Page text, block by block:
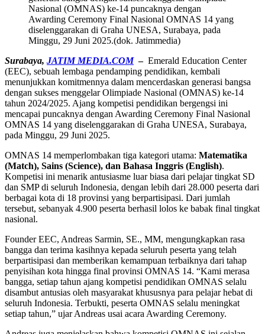
Nasional (OMNAS) ke-14 puncaknya dengan
Awarding Ceremony Final Nasional OMNAS 14 yang
diselenggarakan di Graha UNESA, Surabaya, pada
Minggu, 29 Juni 2025.(dok. Jatimmedia)
Surabaya, JATIM MEDIA.COM– Emerald Education Center
(EEC), sebuah lembaga pendamping pendidikan, kembali
menunjukkan komitmennya dalam mencerdaskan generasi bangsa
dengan sukses menggelar Olimpiade Nasional (OMNAS) ke-14
tahun 2024/2025. Ajang kompetisi pendidikan bergengsi ini
mencapai puncaknya dengan Awarding Ceremony Final Nasional
OMNAS 14 yang diselenggarakan di Graha UNESA, Surabaya,
pada Minggu, 29 Juni 2025.
OMNAS 14 memperlombakan tiga kategori utama: Matematika
(Match), Sains (Science), dan Bahasa Inggris (English).
Kompetisi ini menarik antusiasme luar biasa dari pelajar tingkat SD
dan SMP di seluruh Indonesia, dengan lebih dari 28.000 peserta dari
berbagai kota di 18 provinsi yang berpartisipasi. Dari jumlah
tersebut, sebanyak 4.900 peserta berhasil lolos ke babak final tingkat
nasional.
Founder EEC, Andreas Sarmin, SE., MM, mengungkapkan rasa
bangga dan terima kasihnya kepada seluruh peserta yang telah
berpartisipasi dan memberikan kemampuan terbaiknya dari tahap
penyisihan kota hingga final provinsi OMNAS 14. “Kami merasa
bangga, setiap tahun ajang kompetisi pendidikan OMNAS selalu
disambut antusias oleh masyarakat khususnya para pelajar hebat di
seluruh Indonesia. Terbukti, peserta OMNAS selalu meningkat
setiap tahun,” ujar Andreas usai acara Awarding Ceremony.